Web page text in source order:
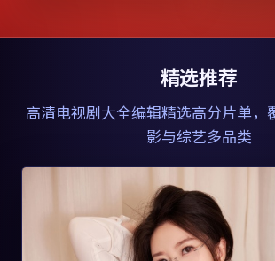
精选推荐
高清电视剧大全编辑精选高分片单，
影与综艺多品类